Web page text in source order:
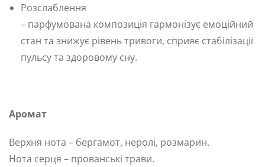
Розслаблення
– парфумована композиція гармонізує емоційний
стан та знижує рівень тривоги, сприяє стабілізації
пульсу та здоровому сну.
Аромат
Верхня нота – бергамот, неролі, розмарин.
Нота серця – прованські трави.